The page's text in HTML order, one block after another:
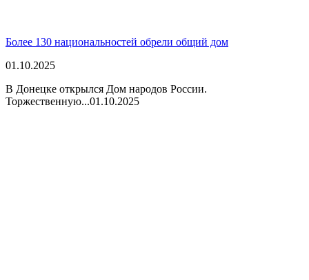
Более 130 национальностей обрели общий дом
01.10.2025
В Донецке открылся Дом народов России.
Торжественную...01.10.2025